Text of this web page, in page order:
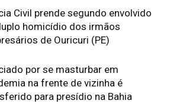
Civil prende segundo envolvido
homicídio dos irmãos
de Ouricuri (PE)
por se masturbar em
na frente de vizinha é
para presídio na Bahia